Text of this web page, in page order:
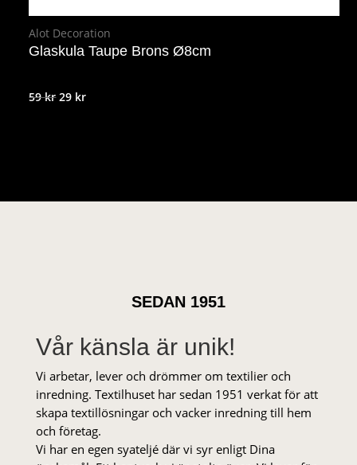
Alot Decoration
Glaskula Taupe Brons Ø8cm
59krDet
29 krDet
SEDAN 1951
Vår känsla är unik!
Vi arbetar, lever och drömmer om textilier och
inredning. Textilhuset har sedan 1951 verkat för att
skapa textillösningar och vacker inredning till hem
och företag.
Vi har en egen syateljé där vi syr enligt Dina